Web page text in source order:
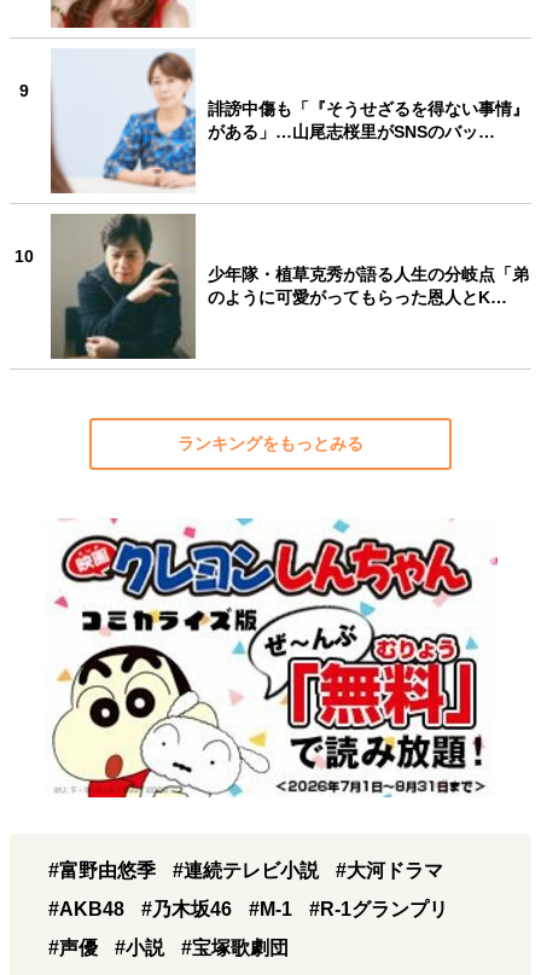
9
誹謗中傷も「『そうせざるを得ない事情』
がある」…山尾志桜里がSNSのバッ…
10
少年隊・植草克秀が語る人生の分岐点「弟
のように可愛がってもらった恩人とK…
ランキングをもっとみる
#富野由悠季 #連続テレビ小説
#大河ドラマ
#AKB48
#乃木坂46 #M-1
#R-1グランプリ
#声優
#小説 #宝塚歌劇団